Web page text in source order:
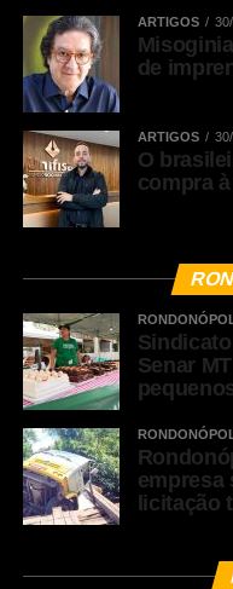
ARTIGOS
de
ARTIGOS
O
compra
Senar
empresa
licitação